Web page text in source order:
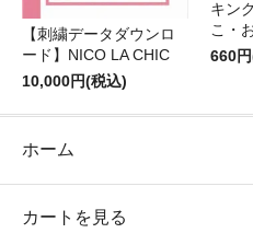
【刺繍データダウンロ
ード】NICO LA CHIC
10,000円(税込)
キン
こ・
660
ホーム
カートを見る